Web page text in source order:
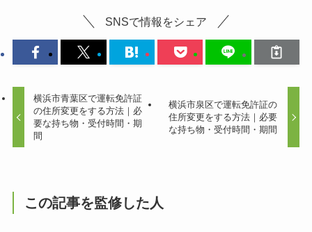
SNSで情報をシェア
横浜市青葉区で運転免許証
の住所変更をする方法｜必
要な持ち物・受付時間・期
間
横浜市泉区で運転免許証の
住所変更をする方法｜必要
な持ち物・受付時間・期間
この記事を監修した人